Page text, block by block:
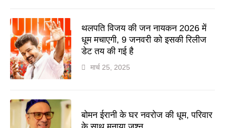
थलपति विजय की जन नायकन 2026 में
धूम मचाएगी, 9 जनवरी को इसकी रिलीज
डेट तय की गई है
मार्च 25, 2025
बोमन ईरानी के घर नवरोज की धूम, परिवार